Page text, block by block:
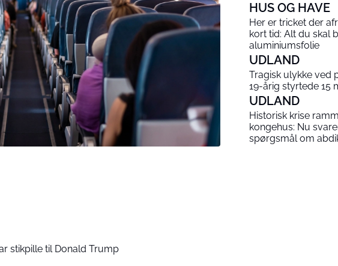
stikpille til Donald Trump
HUS OG HAVE
Her er tricket der
kort tid: Alt du skal
aluminiumsfolie
UDLAND
Tragisk ulykke ved
19-årig styrtede 15
UDLAND
Historisk krise
kongehus: Nu
spørgsmål om